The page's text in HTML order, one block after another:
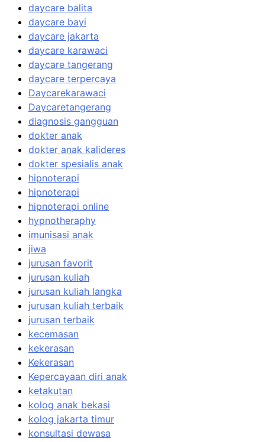
daycare balita
daycare bayi
daycare jakarta
daycare karawaci
daycare tangerang
daycare terpercaya
Daycarekarawaci
Daycaretangerang
diagnosis gangguan
dokter anak
dokter anak kalideres
dokter spesialis anak
hipnoterapi
hipnoterapi
hipnoterapi online
hypnotheraphy
imunisasi anak
jiwa
jurusan favorit
jurusan kuliah
jurusan kuliah langka
jurusan kuliah terbaik
jurusan terbaik
kecemasan
kekerasan
Kekerasan
Kepercayaan diri anak
ketakutan
kolog anak bekasi
kolog jakarta timur
konsultasi dewasa